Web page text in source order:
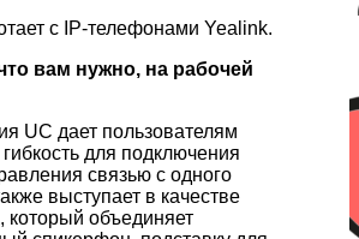
с IP-телефонами Yealink.
вам нужно, на рабочей
UC дает пользователям
для подключения
связью с одного
выступает в качестве
который объединяет